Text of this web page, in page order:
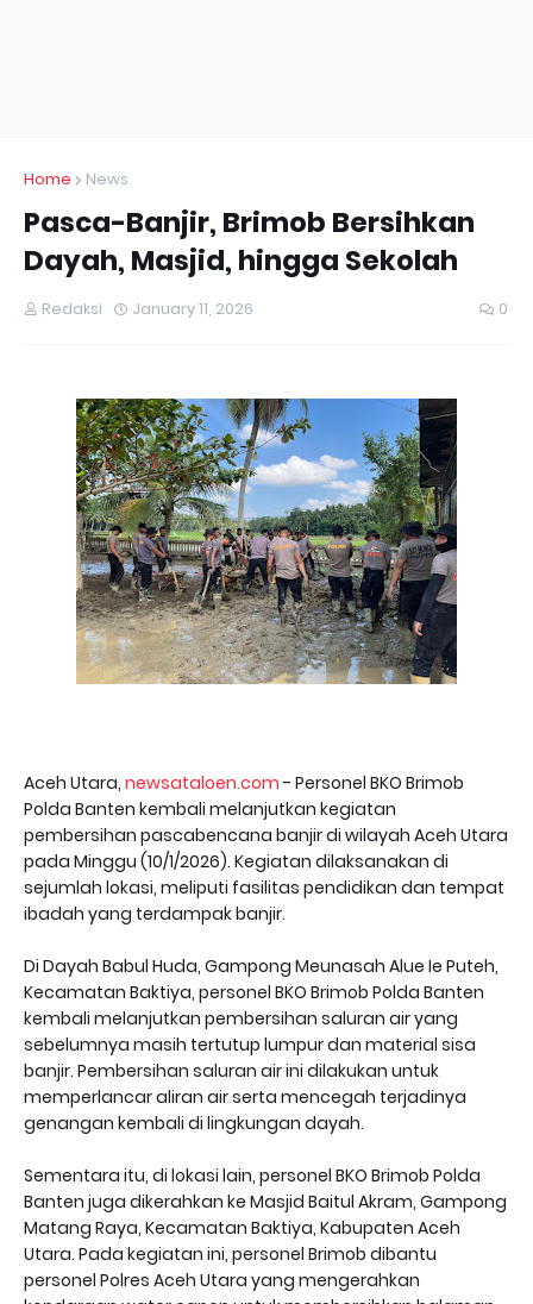
Home News
Pasca-Banjir, Brimob Bersihkan
Dayah, Masjid, hingga Sekolah
Redaksi January 11, 2026 0
Aceh Utara, newsataloen.com - Personel BKO Brimob
Polda Banten kembali melanjutkan kegiatan
pembersihan pascabencana banjir di wilayah Aceh Utara
pada Minggu (10/1/2026). Kegiatan dilaksanakan di
sejumlah lokasi, meliputi fasilitas pendidikan dan tempat
ibadah yang terdampak banjir.
Di Dayah Babul Huda, Gampong Meunasah Alue Ie Puteh,
Kecamatan Baktiya, personel BKO Brimob Polda Banten
kembali melanjutkan pembersihan saluran air yang
sebelumnya masih tertutup lumpur dan material sisa
banjir. Pembersihan saluran air ini dilakukan untuk
memperlancar aliran air serta mencegah terjadinya
genangan kembali di lingkungan dayah.
Sementara itu, di lokasi lain, personel BKO Brimob Polda
Banten juga dikerahkan ke Masjid Baitul Akram, Gampong
Matang Raya, Kecamatan Baktiya, Kabupaten Aceh
Utara. Pada kegiatan ini, personel Brimob dibantu
personel Polres Aceh Utara yang mengerahkan